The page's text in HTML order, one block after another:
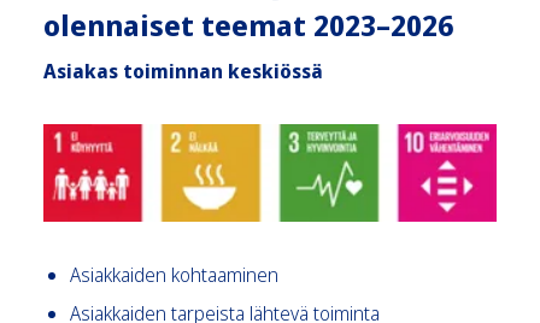
olennaiset teemat 2023–2026
Asiakas toiminnan keskiössä
Asiakkaiden kohtaaminen
Asiakkaiden tarpeista lähtevä toiminta